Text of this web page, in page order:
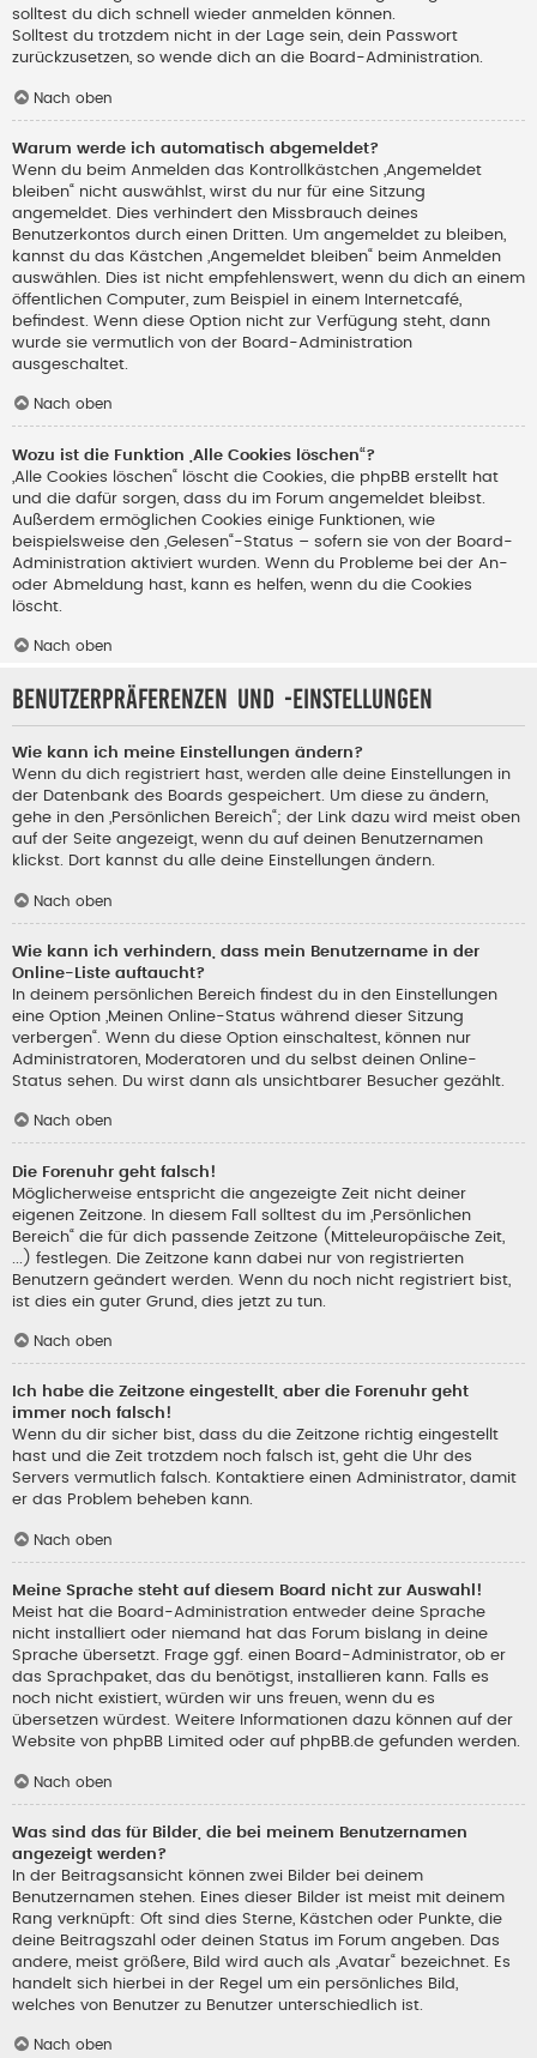
solltest du dich schnell wieder anmelden können.
Solltest du trotzdem nicht in der Lage sein, dein Passwort
zurückzusetzen, so wende dich an die Board-Administration.
Nach oben
Warum werde ich automatisch abgemeldet?
Wenn du beim Anmelden das Kontrollkästchen „Angemeldet
bleiben“ nicht auswählst, wirst du nur für eine Sitzung
angemeldet. Dies verhindert den Missbrauch deines
Benutzerkontos durch einen Dritten. Um angemeldet zu bleiben,
kannst du das Kästchen „Angemeldet bleiben“ beim Anmelden
auswählen. Dies ist nicht empfehlenswert, wenn du dich an einem
öffentlichen Computer, zum Beispiel in einem Internetcafé,
befindest. Wenn diese Option nicht zur Verfügung steht, dann
wurde sie vermutlich von der Board-Administration
ausgeschaltet.
Nach oben
Wozu ist die Funktion „Alle Cookies löschen“?
„Alle Cookies löschen“ löscht die Cookies, die phpBB erstellt hat
und die dafür sorgen, dass du im Forum angemeldet bleibst.
Außerdem ermöglichen Cookies einige Funktionen, wie
beispielsweise den „Gelesen“-Status – sofern sie von der Board-
Administration aktiviert wurden. Wenn du Probleme bei der An-
oder Abmeldung hast, kann es helfen, wenn du die Cookies
löscht.
Nach oben
Benutzerpräferenzen und -einstellungen
Wie kann ich meine Einstellungen ändern?
Wenn du dich registriert hast, werden alle deine Einstellungen in
der Datenbank des Boards gespeichert. Um diese zu ändern,
gehe in den „Persönlichen Bereich“; der Link dazu wird meist oben
auf der Seite angezeigt, wenn du auf deinen Benutzernamen
klickst. Dort kannst du alle deine Einstellungen ändern.
Nach oben
Wie kann ich verhindern, dass mein Benutzername in der
Online-Liste auftaucht?
In deinem persönlichen Bereich findest du in den Einstellungen
eine Option „Meinen Online-Status während dieser Sitzung
verbergen“. Wenn du diese Option einschaltest, können nur
Administratoren, Moderatoren und du selbst deinen Online-
Status sehen. Du wirst dann als unsichtbarer Besucher gezählt.
Nach oben
Die Forenuhr geht falsch!
Möglicherweise entspricht die angezeigte Zeit nicht deiner
eigenen Zeitzone. In diesem Fall solltest du im „Persönlichen
Bereich“ die für dich passende Zeitzone (Mitteleuropäische Zeit,
...) festlegen. Die Zeitzone kann dabei nur von registrierten
Benutzern geändert werden. Wenn du noch nicht registriert bist,
ist dies ein guter Grund, dies jetzt zu tun.
Nach oben
Ich habe die Zeitzone eingestellt, aber die Forenuhr geht
immer noch falsch!
Wenn du dir sicher bist, dass du die Zeitzone richtig eingestellt
hast und die Zeit trotzdem noch falsch ist, geht die Uhr des
Servers vermutlich falsch. Kontaktiere einen Administrator, damit
er das Problem beheben kann.
Nach oben
Meine Sprache steht auf diesem Board nicht zur Auswahl!
Meist hat die Board-Administration entweder deine Sprache
nicht installiert oder niemand hat das Forum bislang in deine
Sprache übersetzt. Frage ggf. einen Board-Administrator, ob er
das Sprachpaket, das du benötigst, installieren kann. Falls es
noch nicht existiert, würden wir uns freuen, wenn du es
übersetzen würdest. Weitere Informationen dazu können auf der
Website von phpBB Limited oder auf phpBB.de gefunden werden.
Nach oben
Was sind das für Bilder, die bei meinem Benutzernamen
angezeigt werden?
In der Beitragsansicht können zwei Bilder bei deinem
Benutzernamen stehen. Eines dieser Bilder ist meist mit deinem
Rang verknüpft: Oft sind dies Sterne, Kästchen oder Punkte, die
deine Beitragszahl oder deinen Status im Forum angeben. Das
andere, meist größere, Bild wird auch als „Avatar“ bezeichnet. Es
handelt sich hierbei in der Regel um ein persönliches Bild,
welches von Benutzer zu Benutzer unterschiedlich ist.
Nach oben